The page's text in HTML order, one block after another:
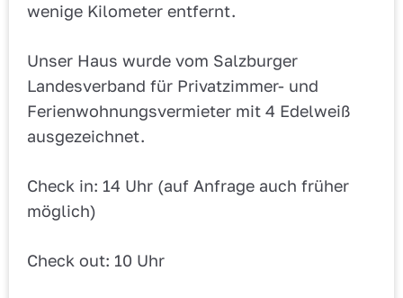
wenige Kilometer entfernt.
Unser Haus wurde vom Salzburger
Landesverband für Privatzimmer- und
Ferienwohnungsvermieter mit 4 Edelweiß
ausgezeichnet.
Check in: 14 Uhr (auf Anfrage auch früher
möglich)
Check out: 10 Uhr